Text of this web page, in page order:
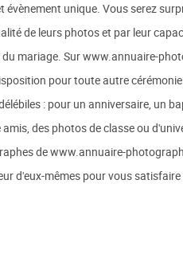
évènement unique. Vous serez
de leurs photos et par leur
mariage. Sur www.annuaire-
pour toute autre
: pour un anniversaire, un
des photos de classe ou
de www.annuaire-
d'eux-mêmes pour vous